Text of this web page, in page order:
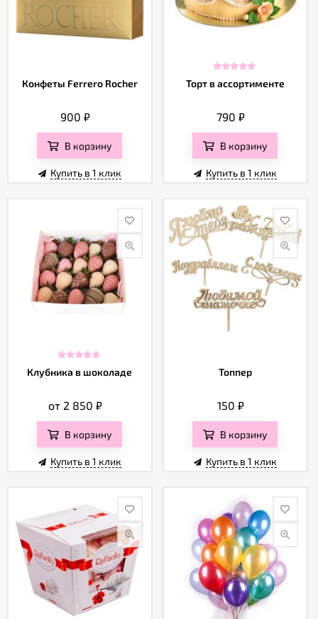
Конфеты Ferrero Rocher
900₽
В корзину
Купить в 1 клик
Торт в ассортименте
790₽
В корзину
Купить в 1 клик
Клубника в шоколаде
от 2 850₽
В корзину
Купить в 1 клик
Топпер
150₽
В корзину
Купить в 1 клик